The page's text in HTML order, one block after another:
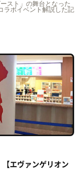
スト」の舞台となった
ラボイベント解説した記
エヴァンゲリオン